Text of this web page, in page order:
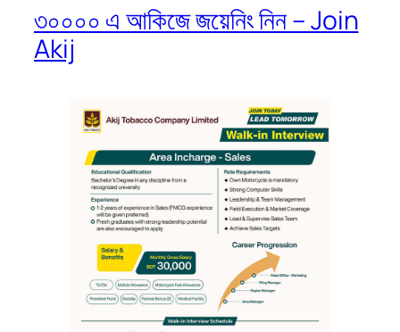
৩০০০০ এ আকিজে জয়েনিং নিন – Join
Akij